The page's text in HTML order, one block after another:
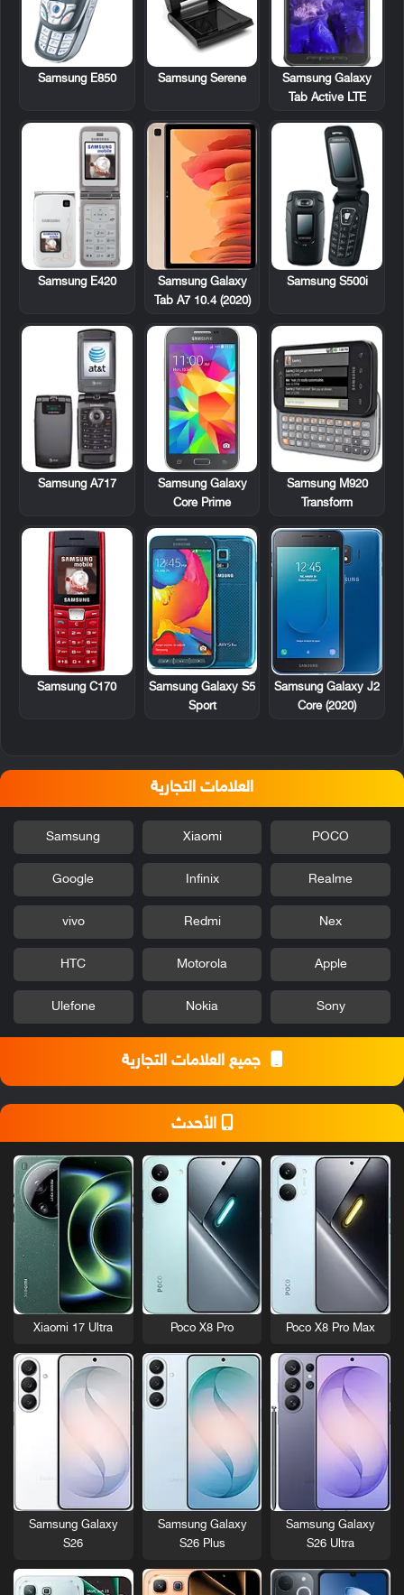
Samsung Galaxy
Tab Active LTE
Samsung Serene
Samsung E850
Samsung S500i
Samsung Galaxy
Tab A7 10.4 (2020)
Samsung E420
Samsung M920
Transform
Samsung Galaxy
Core Prime
Samsung A717
Samsung Galaxy J2
Core (2020)
Samsung Galaxy S5
Sport
Samsung C170
العلامات التجارية
POCO
Xiaomi
Samsung
Realme
Infinix
Google
Nex
Redmi
vivo
Apple
Motorola
HTC
Sony
Nokia
Ulefone
جميع العلامات التجارية
الأحدث
Poco X8 Pro Max
Poco X8 Pro
Xiaomi 17 Ultra
Samsung Galaxy
S26 Ultra
Samsung Galaxy
S26 Plus
Samsung Galaxy
S26